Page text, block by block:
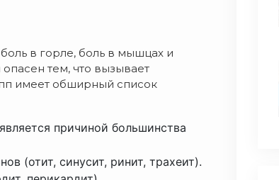
в горле, боль в мышцах и
тем, что вызывает
имеет обширный список
причиной большинства
(отит, синусит, ринит, трахеит).